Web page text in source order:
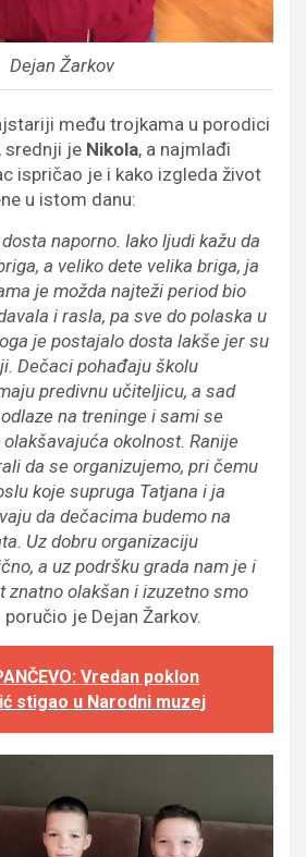
Dejan Žarkov
među trojkama u porodici
, srednji je Nikola, a najmlađi
ispričao je i kako izgleda život
u istom danu:
naporno. Iako ljudi kažu da
a veliko dete velika briga, ja
je možda najteži period bio
i rasla, pa sve do polaska u
je postajalo dosta lakše jer su
Dečaci pohađaju školu
predivnu učiteljicu, a sad
na treninge i sami se
okolnost. Ranije
da se organizujemo, pri čemu
koje supruga Tatjana i ja
da dečacima budemo na
Uz dobru organizaciju
a uz podršku grada nam je i
znatno olakšan i izuzetno smo
poručio je Dejan Žarkov.
Vredan poklon
stigao u Narodni muzej